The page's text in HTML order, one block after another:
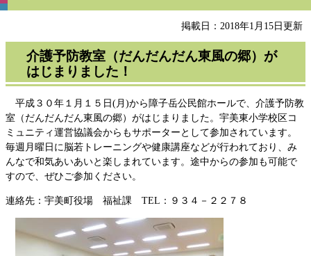
掲載日：2018年1月15日更新
介護予防教室（だんだんだん東風の郷）が
はじまりました！
平成３０年１月１５日(月)から障子岳公民館ホールで、介護予防教
室（だんだんだん東風の郷）がはじまりました。宇美東小学校区コ
ミュニティ運営協議会からもサポーターとして参加されています。
毎週月曜日に脳若トレーニングや健康講座などが行われており、み
んなで和気あいあいと楽しまれています。途中からの参加も可能で
すので、ぜひご参加ください。
連絡先：宇美町役場 福祉課 TEL：９３４－２２７８